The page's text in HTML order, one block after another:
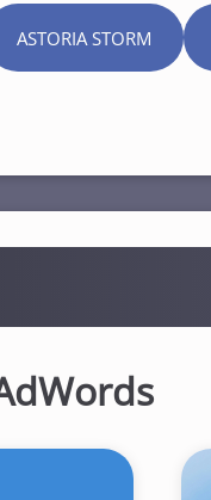
ASTORIA STORM